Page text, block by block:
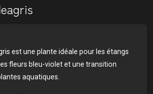
est une plante idéale pour les étangs
fleurs bleu-violet et une transition
aquatiques.